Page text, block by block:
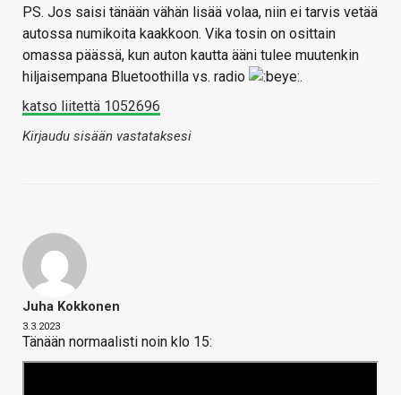
PS. Jos saisi tänään vähän lisää volaa, niin ei tarvis vetää
autossa numikoita kaakkoon. Vika tosin on osittain
omassa päässä, kun auton kautta ääni tulee muutenkin
hiljaisempana Bluetoothilla vs. radio
.
katso liitettä 1052696
Kirjaudu sisään vastataksesi
Juha Kokkonen
3.3.2023
Tänään normaalisti noin klo 15: